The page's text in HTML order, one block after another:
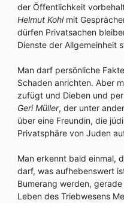
der Öffentlichkeit
Helmut Kohlmit
dürfen Privatsachen
Dienste der Allgemeinheit
Man darf persönliche
Schaden anrichten. Aber
zufügt und Dieben und
Geri Müller, der unter
über eine Freundin, die
Privatsphäre von Juden
Man erkennt bald einmal,
darf, was aufhebenswert
Bumerang werden,
Leben des Triebwesens